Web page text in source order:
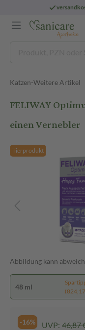
Katzen-Weitere Artikel
FELIWAY
einen Vernebler
Tierprodukt
Abbildung kann
48 ml
-16% UVP: 46,87